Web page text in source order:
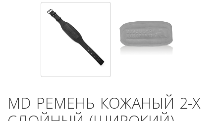
MD РЕМЕНЬ КОЖАНЫЙ 2-Х